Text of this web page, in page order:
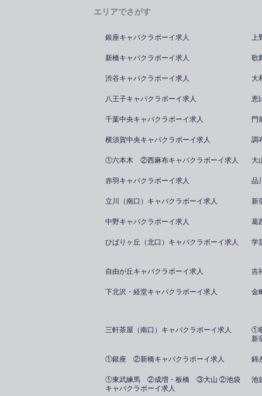
エリアでさがす
銀座キャバクラボーイ求人 上
新橋キャバクラボーイ求人 歌
渋谷キャバクラボーイ求人 大
八王子キャバクラボーイ求人 恵
千葉中央キャバクラボーイ求人 門
横須賀中央キャバクラボーイ求人 調
①六本木 ②西麻布キャバクラボーイ求人 大
赤羽キャバクラボーイ求人 品
立川（南口）キャバクラボーイ求人 新
中野キャバクラボーイ求人 葛
ひばりヶ丘（北口）キャバクラボーイ求人 学
自由が丘キャバクラボーイ求人 吉
下北沢・経堂キャバクラボーイ求人 金
三軒茶屋（南口）キャバクラボーイ求人
①
新
①銀座 ②新橋キャバクラボーイ求人 錦
①東武練馬 ②成増・板橋 ③大山 ②池袋
キャバクラボーイ求人
池